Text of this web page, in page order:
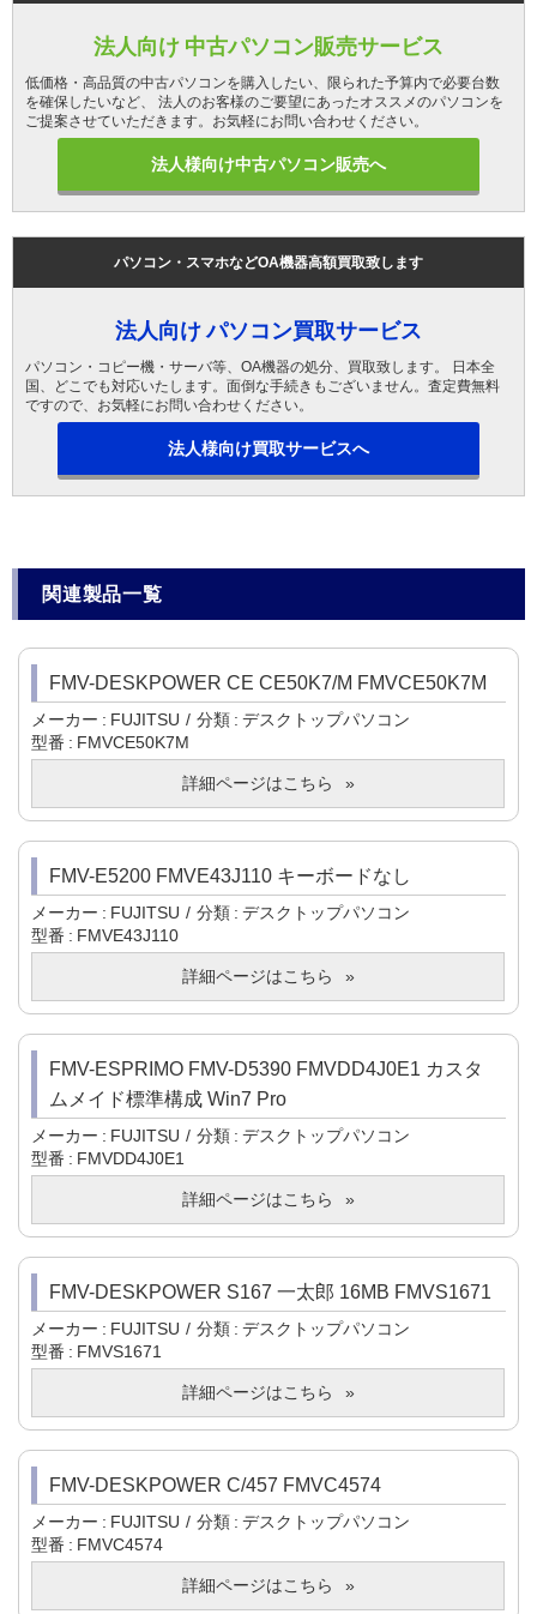
法人向け 中古パソコン販売サービス
低価格・高品質の中古パソコンを購入したい、限られた予算内で必要台数
を確保したいなど、 法人のお客様のご要望にあったオススメのパソコンを
ご提案させていただきます。お気軽にお問い合わせください。
法人様向け中古パソコン販売へ
パソコン・スマホなどOA機器高額買取致します
法人向け パソコン買取サービス
パソコン・コピー機・サーバ等、OA機器の処分、買取致します。 日本全
国、どこでも対応いたします。面倒な手続きもございません。査定費無料
ですので、お気軽にお問い合わせください。
法人様向け買取サービスへ
関連製品一覧
FMV-DESKPOWER CE CE50K7/M FMVCE50K7M
メーカー FUJITSU 分類
デスクトップパソコン
型番
FMVCE50K7M
詳細ページはこちら
FMV-E5200 FMVE43J110 キーボードなし
メーカー FUJITSU 分類
デスクトップパソコン
型番
FMVE43J110
詳細ページはこちら
FMV-ESPRIMO FMV-D5390 FMVDD4J0E1 カスタ
ムメイド標準構成 Win7 Pro
メーカー FUJITSU 分類
デスクトップパソコン
型番
FMVDD4J0E1
詳細ページはこちら
FMV-DESKPOWER S167 一太郎 16MB FMVS1671
メーカー FUJITSU 分類
デスクトップパソコン
型番
FMVS1671
詳細ページはこちら
FMV-DESKPOWER C/457 FMVC4574
メーカー FUJITSU 分類
デスクトップパソコン
型番
FMVC4574
詳細ページはこちら